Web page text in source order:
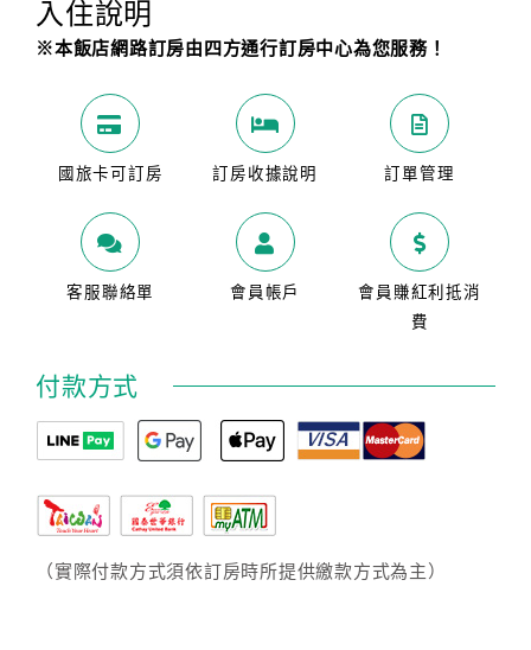
入住說明
※本飯店網路訂房由四方通行訂房中心為您服務！
國旅卡可訂房 訂房收據說明 訂單管理
客服聯絡單 會員帳戶
會員賺紅利抵消
費
付款方式
（實際付款方式須依訂房時所提供繳款方式為主）